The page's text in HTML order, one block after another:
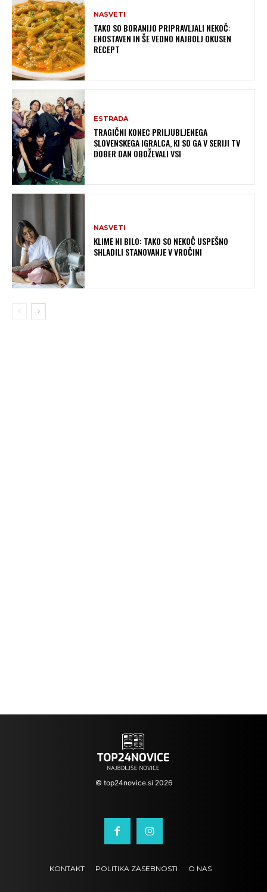
NASVETI
TAKO SO BORANIJO PRIPRAVLJALI NEKOČ:
ENOSTAVEN IN ŠE VEDNO NAJBOLJ OKUSEN
RECEPT
ESTRADA
TRAGIČNI KONEC PRILJUBLJENEGA
SLOVENSKEGA IGRALCA, KI SO GA V SERIJI TV
DOBER DAN OBOŽEVALI VSI
NASVETI
KLIME NI BILO: TAKO SO NEKOČ USPEŠNO
SHLADILI STANOVANJE V VROČINI
© top24novice.si 2026
KONTAKT POLITIKA ZASEBNOSTI O NAS